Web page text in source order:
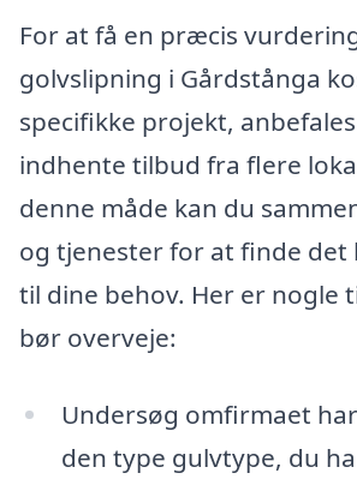
For at få en præcis
golvslipning i Gårdstånga
specifikke projekt,
indhente tilbud fra flere
denne måde kan du
og tjenester for at finde det
til dine behov. Her er nogle
bør overveje:
Undersøg omfirmaet
den type gulvtype, du